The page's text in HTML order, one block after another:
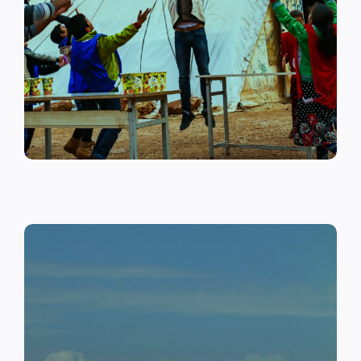
على أهمية حماية الطفل وإنشاء
مراكز لبناء القدرات والتوعية
الصحية والنفسية.
اقرأ المزيد